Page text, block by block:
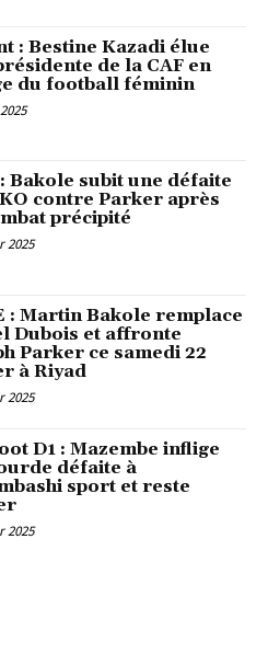
: Bestine Kazadi élue
de la CAF en
du football féminin
Bakole subit une défaite
contre Parker après
précipité
2025
: Martin Bakole remplace
Dubois et affronte
Parker ce samedi 22
à Riyad
2025
D1 : Mazembe inflige
défaite à
sport et reste
2025